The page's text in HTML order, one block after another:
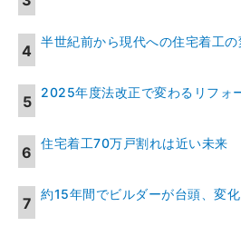
半世紀前から現代への住宅着工の
2025年度法改正で変わるリフォ
住宅着工70万戸割れは近い未来
約15年間でビルダーが台頭、変